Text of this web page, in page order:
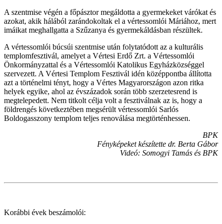
A szentmise végén a főpásztor megáldotta a gyermekeket várókat és
azokat, akik hálából zarándokoltak el a vértessomlói Máriához, mert
imáikat meghallgatta a Szűzanya és gyermekáldásban részültek.
A vértessomlói búcsúi szentmise után folytatódott az a kulturális
templomfesztivál, amelyet a Vértesi Erdő Zrt. a Vértessomlói
Önkormányzattal és a Vértessomlói Katolikus Egyházközséggel
szervezett. A Vértesi Templom Fesztivál idén középpontba állította
azt a történelmi tényt, hogy a Vértes Magyarországon azon ritka
helyek egyike, ahol az évszázadok során több szerzetesrend is
megtelepedett. Nem titkolt célja volt a fesztiválnak az is, hogy a
földrengés következtében megsérült vértessomlói Sarlós
Boldogasszony templom teljes renoválása megtörténhessen.
BPK
Fényképeket készítette dr. Berta Gábor
Videó: Somogyi Tamás és BPK
Korábbi évek beszámolói: